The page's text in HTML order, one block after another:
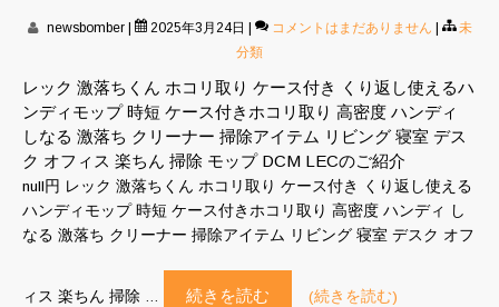
newsbomber| 2025年3月24日 コメントはまだありません
未
分類
レック 激落ちくん ホコリ取り ケース付き くり返し使えるハ
ンディモップ 時短 ケース付きホコリ取り 高密度 ハンディ
しなる 激落ち クリーナー 掃除アイテム リビング 寝室 デス
ク オフィス 楽ちん 掃除 モップ DCM LECのご紹介
null円 レック 激落ちくん ホコリ取り ケース付き くり返し使える
ハンディモップ 時短 ケース付きホコリ取り 高密度 ハンディ し
なる 激落ち クリーナー 掃除アイテム リビング 寝室 デスク オフ
ィス 楽ちん 掃除 … 続きを読む (続きを読む)